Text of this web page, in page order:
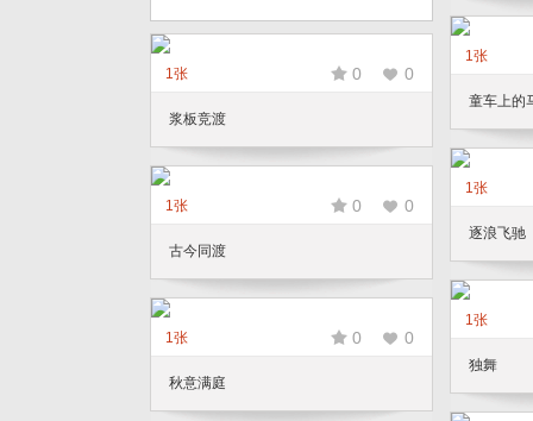
1张
童车上的
1张 0 0
浆板竞渡
1张
逐浪飞驰
1张 0 0
古今同渡
1张
独舞
1张 0 0
秋意满庭